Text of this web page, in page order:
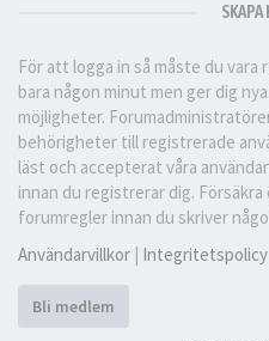
För att logga in så måste du
bara någon minut men ger dig
möjligheter.
behörigheter till registrerade
läst och accepterat våra
innan du registrerar dig.
forumregler innan du skriver
Användarvillkor | Integritetspolicy
Bli medlem